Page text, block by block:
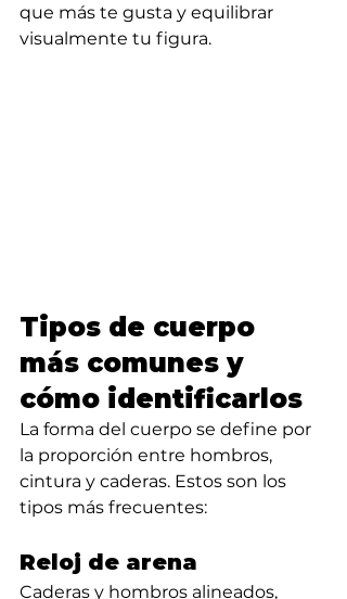
que más te gusta y equilibrar
visualmente tu figura.
Tipos de cuerpo
más comunes y
cómo identificarlos
La forma del cuerpo se define por
la proporción entre hombros,
cintura y caderas. Estos son los
tipos más frecuentes:
Reloj de arena
Caderas y hombros alineados,